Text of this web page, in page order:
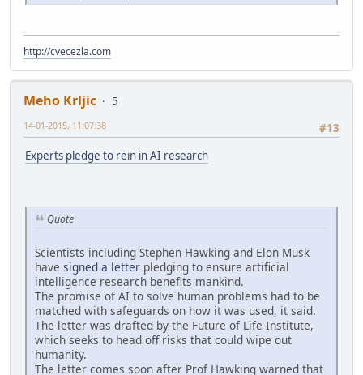
http://cvecezla.com
Meho Krljic
5
#13
14-01-2015, 11:07:38
Experts pledge to rein in AI research
Quote
Scientists including Stephen Hawking and Elon Musk
have signed a letter pledging to ensure artificial
intelligence research benefits mankind.
The promise of AI to solve human problems had to be
matched with safeguards on how it was used, it said.
The letter was drafted by the Future of Life Institute,
which seeks to head off risks that could wipe out
humanity.
The letter comes soon after Prof Hawking warned that